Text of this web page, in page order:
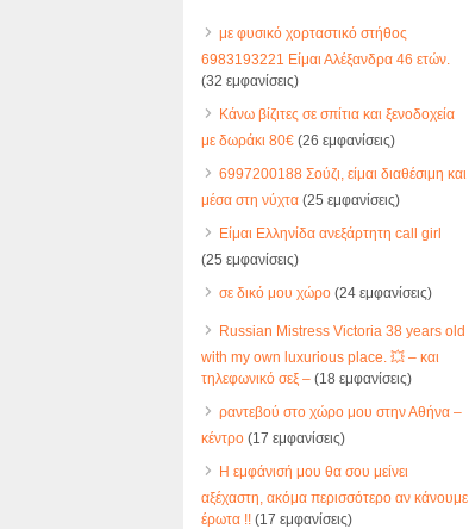
με φυσικό χορταστικό στήθος
6983193221 Είμαι Αλέξανδρα 46 ετών.
(32 εμφανίσεις)
Κάνω βίζιτες σε σπίτια και ξενοδοχεία
με δωράκι 80€(26 εμφανίσεις)
6997200188 Σούζι, είμαι διαθέσιμη και
μέσα στη νύχτα(25 εμφανίσεις)
Είμαι Ελληνίδα ανεξάρτητη call girl
(25 εμφανίσεις)
σε δικό μου χώρο(24 εμφανίσεις)
Russian Mistress Victoria 38 years old
with my own luxurious place. 💥 – και
τηλεφωνικό σεξ –(18 εμφανίσεις)
ραντεβού στο χώρο μου στην Αθήνα –
κέντρο(17 εμφανίσεις)
Η εμφάνισή μου θα σου μείνει
αξέχαστη, ακόμα περισσότερο αν κάνουμε
έρωτα !!(17 εμφανίσεις)